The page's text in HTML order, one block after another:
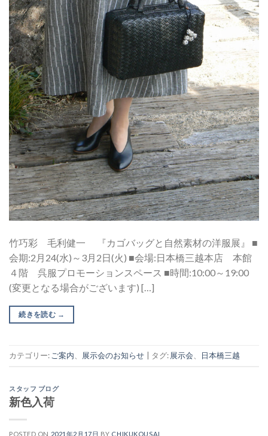
竹巧彩 毛利健一 『カゴバッグと自然素材の洋服展』 ■
会期:2月24(水)～3月2日(火) ■会場:日本橋三越本店 本館
４階 呉服プロモーションスペース ■時間:10:00～19:00
(変更となる場合がございます) […]
続きを読む →
カテゴリー: ご案内 展示会のお知らせ タグ: 展示会 日本橋三越
スタッフ ブログ
新色入荷
POSTED ON 2021年2月17日 BY CHIKUKOUSAI